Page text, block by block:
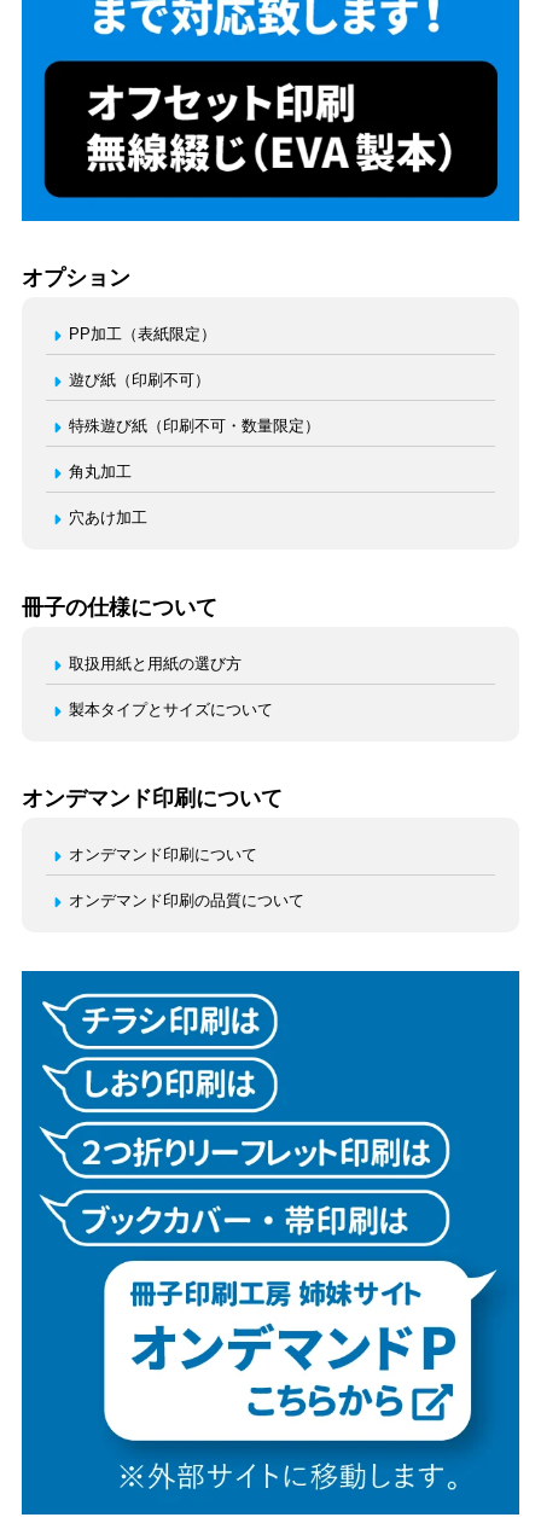
オプション
PP加工（表紙限定）
遊び紙（印刷不可）
特殊遊び紙（印刷不可・数量限定）
角丸加工
穴あけ加工
冊子の仕様について
取扱用紙と用紙の選び方
製本タイプとサイズについて
オンデマンド印刷について
オンデマンド印刷について
オンデマンド印刷の品質について